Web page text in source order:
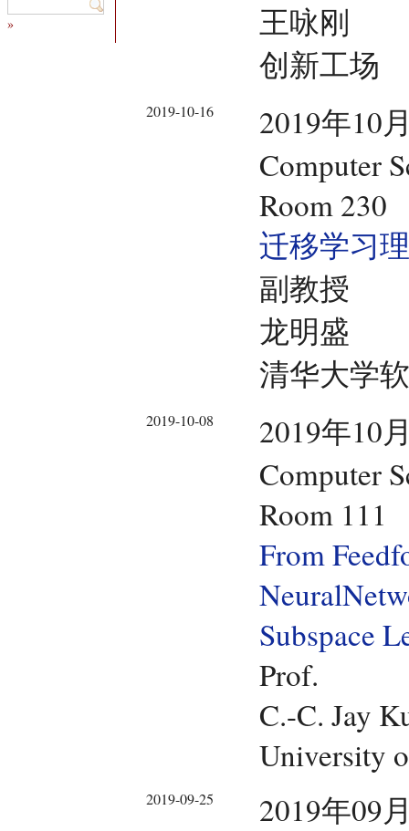
»
王咏刚
创新工场
2019-10-16
2019年10
Computer
Room 230
迁移学习
副教授
龙明盛
清华大学
2019-10-08
2019年10
Computer
Room 111
From
Subspace
Prof.
C.-C. Jay
University
2019-09-25
2019年09